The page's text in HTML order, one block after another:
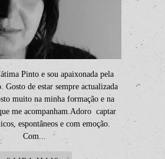
Pinto e sou apaixonada pela
Gosto de estar sempre actualizada
muito na minha formação e na
me acompanham.Adoro captar
espontâneos e com emoção.
Com...